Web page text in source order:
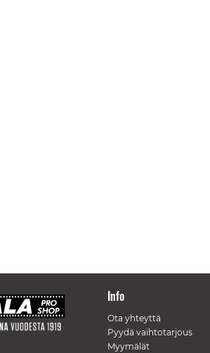
Info
Ota yhteyttä
Pyydä vaihtotarjous
Myymälät